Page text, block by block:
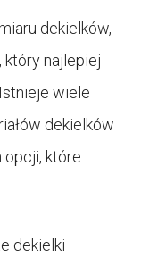
dekielków,
najlepiej
wiele
dekielków
opcji, które
dekielki